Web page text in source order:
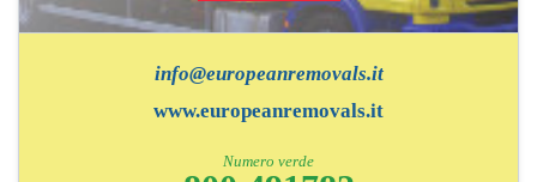
info@europeanremovals.it
www.europeanremovals.it
Numero verde